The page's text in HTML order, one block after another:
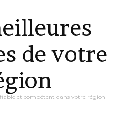
de votre
et compétent dans votre région